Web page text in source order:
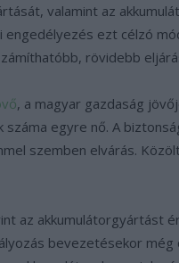
valamint az
engedélyezés ezt célzó
rövidebb
, a magyar gazdaság
száma egyre nő. A
szemben elvárás.
az akkumulátorgyártást
bevezetésekor még